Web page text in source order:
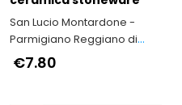
San Lucio Montardone -
Parmigiano Reggiano di
Montagna
€7.80